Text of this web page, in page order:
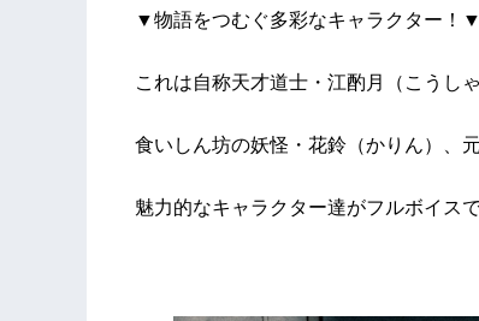
▼物語をつむぐ多彩なキャラクター！▼
これは自称天才道士・江酌月（こうし
食いしん坊の妖怪・花鈴（かりん）、
魅力的なキャラクター達がフルボイス